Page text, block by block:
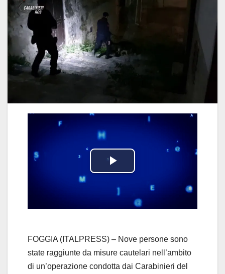
P
l
y
V
FOGGIA (ITALPRESS) – Nove persone sono
state raggiunte da misure cautelari nell’ambito
di un’operazione condotta dai Carabinieri del